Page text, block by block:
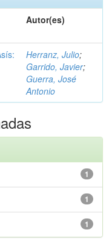
Autor(es)
Herranz, Julio;
Garrido, Javier;
Guerra, José
Antonio
1
1
1